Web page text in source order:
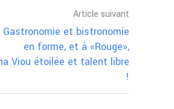
Article suivant
Gastronomie et bistronomie
en forme, et à «Rouge»,
Viou étoilée et talent libre
!